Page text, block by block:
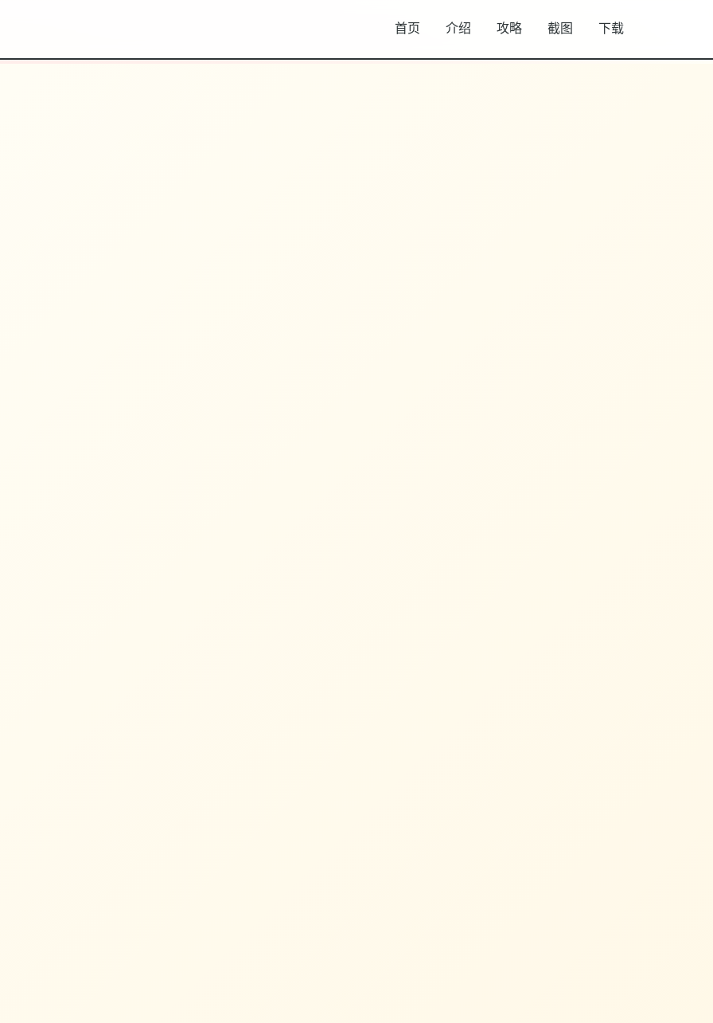
首页 介绍 攻略 截图 下载